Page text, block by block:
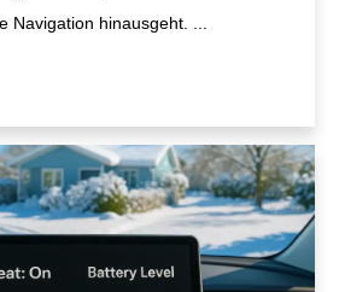
Navigation hinausgeht.